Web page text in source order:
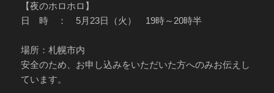
【夜のホロホロ】
日 時 ： 5月23日（火） 19時～20時半
場所：札幌市内
安全のため、お申し込みをいただいた方へのみお伝えし
ています。